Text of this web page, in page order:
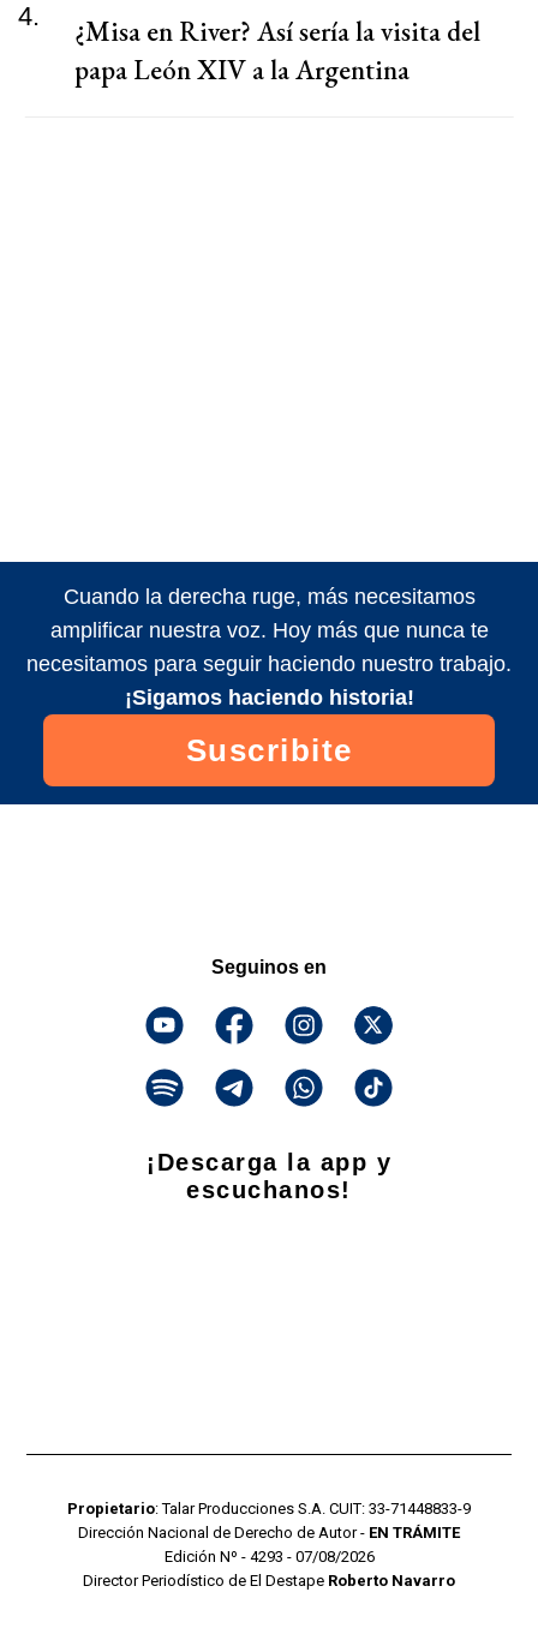
4.
¿Misa en River? Así sería la visita del
papa León XIV a la Argentina
Cuando la derecha ruge, más necesitamos
amplificar nuestra voz. Hoy más que nunca te
necesitamos para seguir haciendo nuestro trabajo.
¡Sigamos haciendo historia!
Suscribite
Seguinos en
¡Descarga la app y
escuchanos!
Propietario: Talar Producciones S.A. CUIT: 33-71448833-9
Dirección Nacional de Derecho de Autor - EN TRÁMITE
Edición Nº - 4293 - 07/08/2026
Director Periodístico de El Destape Roberto Navarro